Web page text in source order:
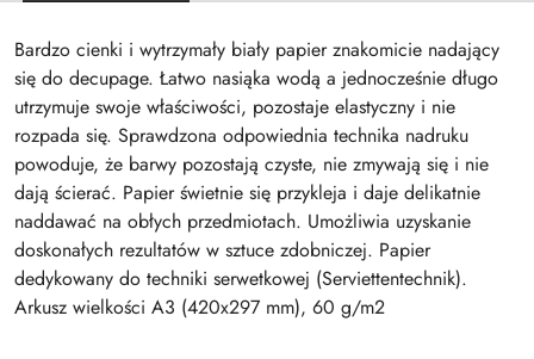
Bardzo cienki i wytrzymały biały papier znakomicie nadający
się do decupage. Łatwo nasiąka wodą a jednocześnie długo
utrzymuje swoje właściwości, pozostaje elastyczny i nie
rozpada się. Sprawdzona odpowiednia technika nadruku
powoduje, że barwy pozostają czyste, nie zmywają się i nie
dają ścierać. Papier świetnie się przykleja i daje delikatnie
naddawać na obłych przedmiotach. Umożliwia uzyskanie
doskonałych rezultatów w sztuce zdobniczej. Papier
dedykowany do techniki serwetkowej (Serviettentechnik).
Arkusz wielkości A3 (420x297 mm), 60 g/m2